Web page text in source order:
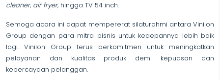
cleaner, air fryer, hingga TV 54 inch.
Semoga acara ini dapat mempererat silaturahmi antara Vinilon
Group dengan para mitra bisnis untuk kedepannya lebih baik
lagi. Vinilon Group terus berkomitmen untuk meningkatkan
pelayanan dan kualitas produk demi kepuasan dan
kepercayaan pelanggan.